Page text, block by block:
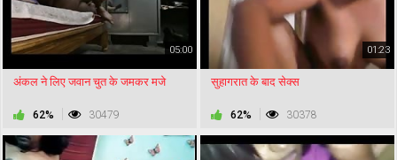
05:00
अंकल ने लिए जवान चुत के जमकर मजे
62% 30479
01:23
सुहागरात के बाद सेक्स
62% 30378